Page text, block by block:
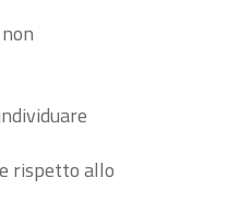
rispetto allo